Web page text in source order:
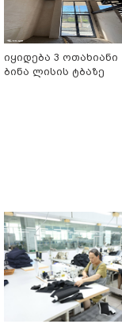
იყიდება 3 ოთახიანი
ბინა ლისის ტბაზე